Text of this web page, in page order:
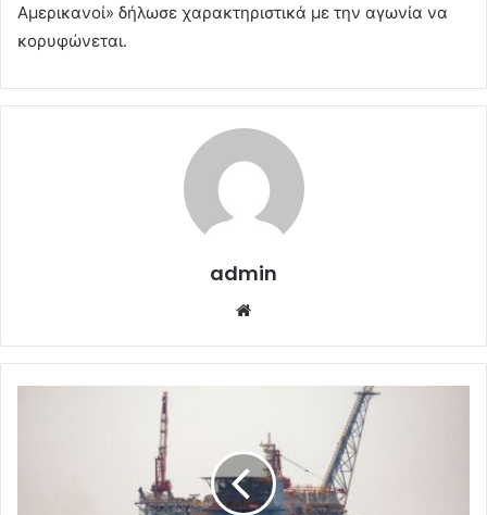
Αμερικανοί» δήλωσε χαρακτηριστικά με την αγωνία να
κορυφώνεται.
admin